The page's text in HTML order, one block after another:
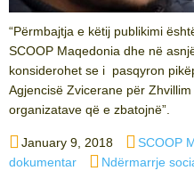
“Përmbajtja e këtij publikimi
SCOOP Maqedonia dhe në
konsiderohet se i pasqyron
Agjencisë Zvicerane për
organizatave që e zbatojnë”.
Posted
on
January 9, 2018 Author
SCOOP
dokumentar
Tags
Ndërmarrje